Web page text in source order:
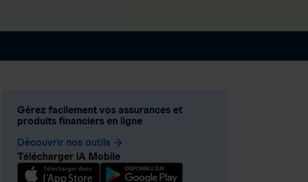
Gérez facilement vos assurances et
produits financiers en ligne
Découvrir nos outils arrow_forward
Télécharger iA Mobile